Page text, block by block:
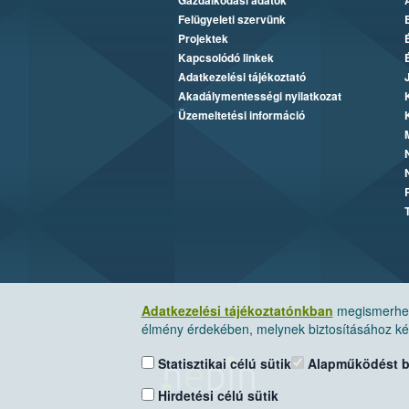
Adatkezelési tájékoztatónkban
élmény érdekében, melynek biztosításához
Statisztikai célú sütik
Hirdetési célú sütik
Alapműködést
Felügyeleti szervünk
Projektek
Kapcsolódó linkek
Adatkezelési tájékoztató
Akadálymentességi nyilatkozat
Üzemeltetési információ